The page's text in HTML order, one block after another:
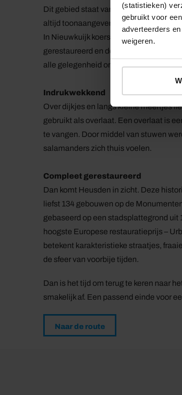
(statistieken)
gebruikt voor
adverteerders
weigeren.
Dit gebied staat van oudsher bekend
altijd toonaangevend als
In Nieuwkuijk koersen we naar de
gerestaureerd en doet sinds 1993 weer
alle gelegenheid om even een kijkje te
Indrukwekkend
Over dijkjes en langs kleine meertjes
gebruikt als overlaat. Een overlaat is
te vangen. Door middel van stuwen
salamanders zich thuis voelen.
Compleet gerestaureerd
Dan komt Heusden in zicht. Deze
liefst 134 gebouwen op de
gebaseerd op een stadsplattegrond uit
hoogste Europese restauratieprijs –
betekent karakteristieke straatjes,
de sfeer van voorbije tijden.
Dan is het tijd om terug te keren naar
smakelijk af. Een passend einde voor
Naar de route